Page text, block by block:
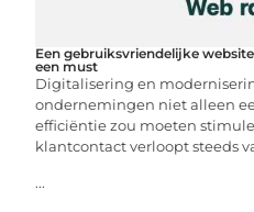
Een gebruiksvriendelijke
een must
Digitalisering en
ondernemingen niet alleen
efficiëntie zou moeten
klantcontact verloopt steeds
...